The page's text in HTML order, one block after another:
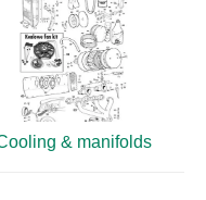
& manifolds